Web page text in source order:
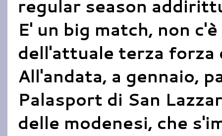
regular season
E' un big match, non
dell'attuale terza forza
All'andata, a gennaio,
Palasport di San
delle modenesi, che